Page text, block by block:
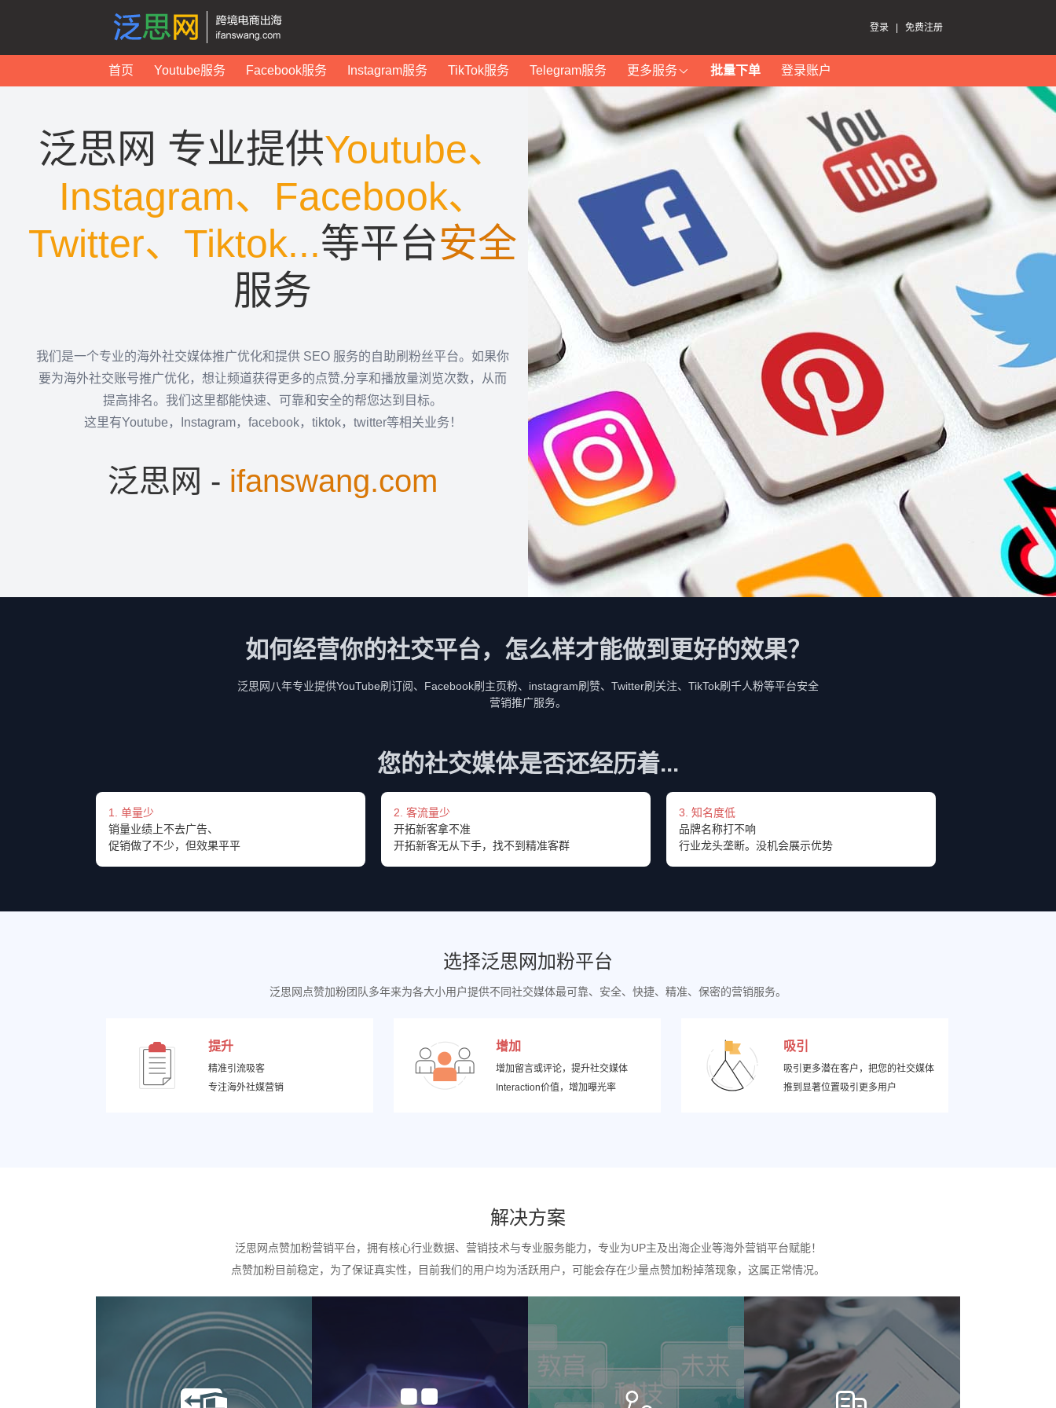
登录 免费注册
首页 Youtube服务 Facebook服务 Instagram服务 TikTok服务 Telegram服务 更多服务 批量下单 登录账户
泛思网 专业提供Youtube、
Instagram、Facebook、
Twitter、Tiktok...等平台安全
服务
我们是一个专业的海外社交媒体推广优化和提供 SEO 服务的自助刷粉丝平台。如果你
要为海外社交账号推广优化，想让频道获得更多的点赞,分享和播放量浏览次数，从而
提高排名。我们这里都能快速、可靠和安全的帮您达到目标。
这里有Youtube，Instagram，facebook，tiktok，twitter等相关业务！
泛思网 - ifanswang.com
如何经营你的社交平台，怎么样才能做到更好的效果？
泛思网八年专业提供YouTube刷订阅、Facebook刷主页粉、instagram刷赞、Twitter刷关注、TikTok刷千人粉等平台安全
营销推广服务。
您的社交媒体是否还经历着...
1. 单量少
销量业绩上不去广告、
促销做了不少，但效果平平
2. 客流量少
开拓新客拿不准
开拓新客无从下手，找不到精准客群
3. 知名度低
品牌名称打不响
行业龙头垄断。没机会展示优势
选择泛思网加粉平台
泛思网点赞加粉团队多年来为各大小用户提供不同社交媒体最可靠、安全、快捷、精准、保密的营销服务。
提升
精准引流吸客
专注海外社媒营销
增加
增加留言或评论，提升社交媒体
Interaction价值，增加曝光率
吸引
吸引更多潜在客户，把您的社交媒体
推到显著位置吸引更多用户
解决方案
泛思网点赞加粉营销平台，拥有核心行业数据、营销技术与专业服务能力，专业为UP主及出海企业等海外营销平台赋能！
点赞加粉目前稳定，为了保证真实性，目前我们的用户均为活跃用户，可能会存在少量点赞加粉掉落现象，这属正常情况。